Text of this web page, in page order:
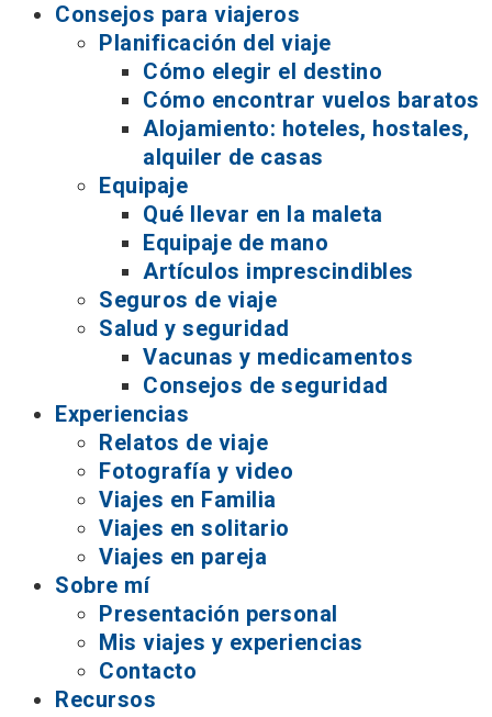
Consejos para viajeros
Planificación del viaje
Cómo elegir el destino
Cómo encontrar vuelos baratos
Alojamiento: hoteles, hostales,
alquiler de casas
Equipaje
Qué llevar en la maleta
Equipaje de mano
Artículos imprescindibles
Seguros de viaje
Salud y seguridad
Vacunas y medicamentos
Consejos de seguridad
Experiencias
Relatos de viaje
Fotografía y video
Viajes en Familia
Viajes en solitario
Viajes en pareja
Sobre mí
Presentación personal
Mis viajes y experiencias
Contacto
Recursos